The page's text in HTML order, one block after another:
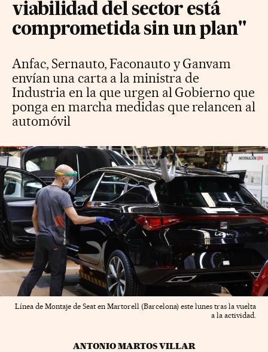
viabilidad del sector está
comprometida sin un plan"
Anfac, Sernauto, Faconauto y Ganvam
envían una carta a la ministra de
Industria en la que urgen al Gobierno que
ponga en marcha medidas que relancen al
automóvil
Línea de Montaje de Seat en Martorell (Barcelona) este lunes tras la vuelta
a la actividad.
ANTONIO MARTOS VILLAR